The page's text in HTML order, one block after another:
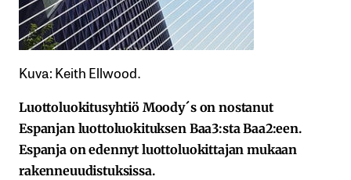
Kuva: Keith Ellwood.
Luottoluokitusyhtiö Moody´s on nostanut
Espanjan luottoluokituksen Baa3:sta Baa2:een.
Espanja on edennyt luottoluokittajan mukaan
rakenneuudistuksissa.